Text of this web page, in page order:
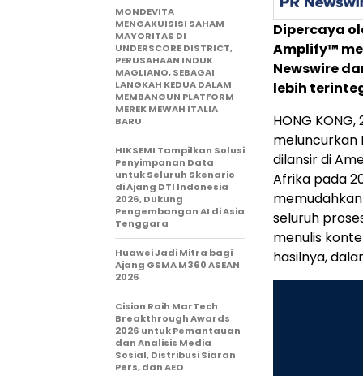
Dipercaya
Amplify™
Newswire
lebih
HONG
meluncurkan
dilansir di
Afrika pada
seluruh
menulis
hasilnya,
MONDEVITA
MENGAKUISISI SAHAM
MAYORITAS DI
UNDERSCORE DISTRICT,
PERUSAHAAN INDUK
MAGLIANO, SEBAGAI
LANGKAH KEDUA DALAM
MEMBANGUN PLATFORM
MEREK MEWAH ITALIA
BARU
HIKSEMI Tampilkan Solusi
Penyimpanan Data
untuk Seluruh Skenario
di Ajang DTI Indonesia
2026, Dukung
Pengembangan AI di Asia
Tenggara
Huawei Jadi Mitra bagi
Ajang GSMA M360 ASEAN
2026
Cision Raih MarTech
Breakthrough Awards
2026 untuk Pemantauan
dan Analisis Media
Sosial, Distribusi Siaran
Pers, dan AEO